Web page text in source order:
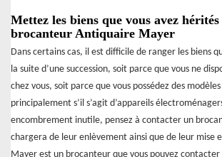
Mettez les biens que vous avez
brocanteur Antiquaire Mayer
Dans certains cas, il est difficile de ranger les biens
la suite d’une succession, soit parce que vous ne
chez vous, soit parce que vous possédez des
principalement s’il s’agit d’appareils
encombrement inutile, pensez à contacter un
chargera de leur enlèvement ainsi que de leur mise
Mayer est un brocanteur que vous pouvez contacter